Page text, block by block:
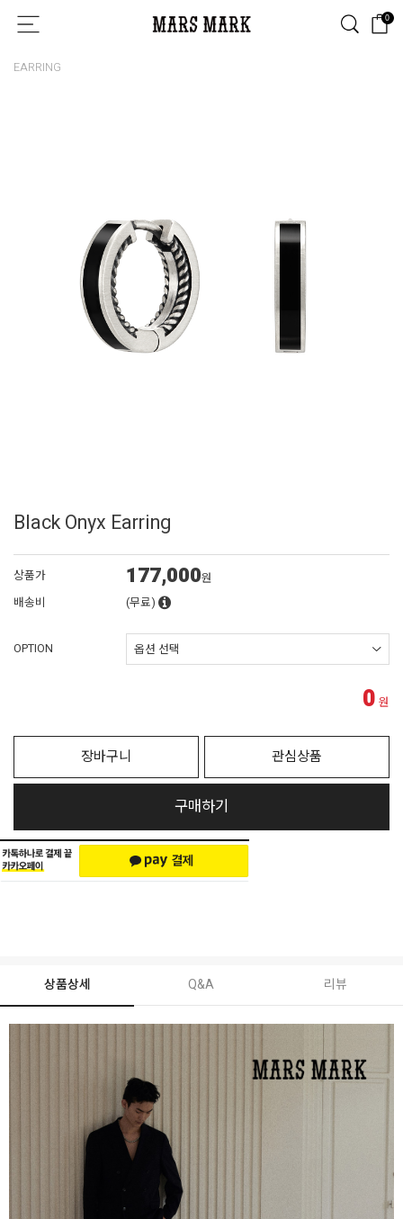
0
EARRING
Black Onyx Earring
상품가 177,000원
배송비
(무료)
OPTION
0 원
장바구니 관심상품
구매하기
상품상세 Q&A 리뷰